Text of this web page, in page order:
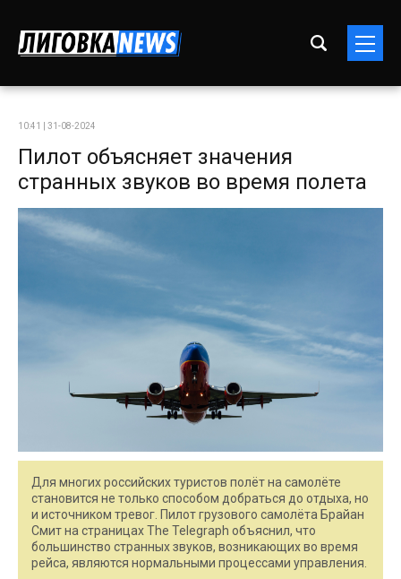
10:41 | 31-08-2024
Пилот объясняет значения
странных звуков во время полета
Для многих российских туристов полёт на самолёте
становится не только способом добраться до отдыха, но
и источником тревог. Пилот грузового самолёта Брайан
Смит на страницах The Telegraph объяснил, что
большинство странных звуков, возникающих во время
рейса, являются нормальными процессами управления.